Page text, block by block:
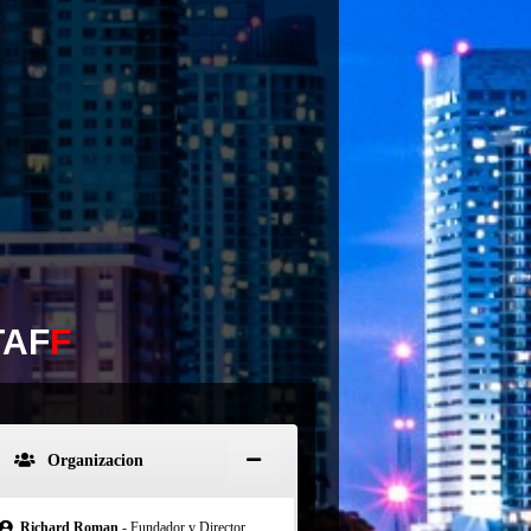
F
Organizacion
Richard Roman - Fundador y Director